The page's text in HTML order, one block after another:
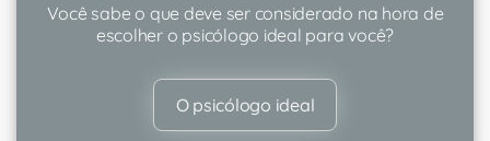
Você sabe o que deve ser considerado na hora de
escolher o psicólogo ideal para você?
O psicólogo ideal